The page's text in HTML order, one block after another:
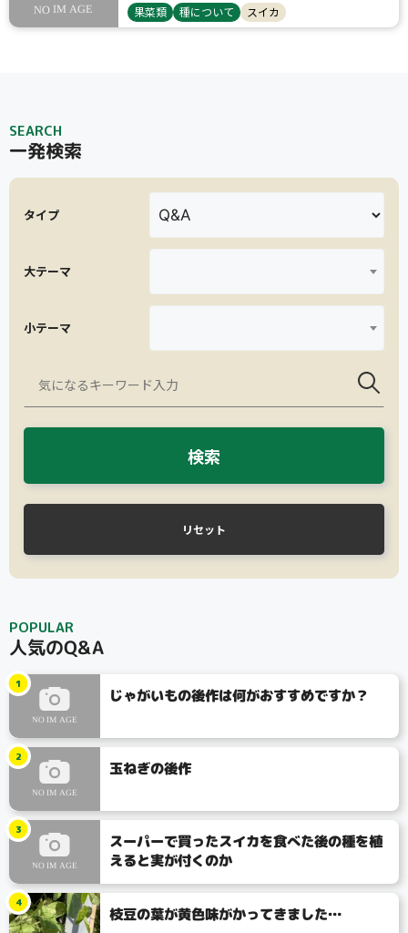
タイプ
大テーマ
検索
果菜類 種について スイカ
SEARCH
一発検索
タイプ
大テーマ
小テーマ
検索
リセット
POPULAR
人気のQ&A
じゃがいもの後作は何がおすすめですか？
1
玉ねぎの後作
2
スーパーで買ったスイカを食べた後の種を植
えると実が付くのか
3
枝豆の葉が黄色味がかってきました…
4